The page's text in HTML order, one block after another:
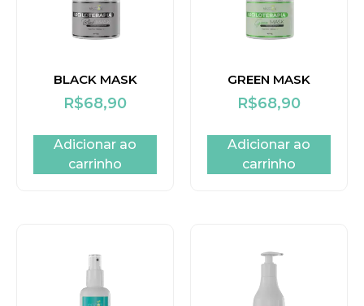
BLACK MASK
R$68,90
Adicionar ao
carrinho
GREEN MASK
R$68,90
Adicionar ao
carrinho